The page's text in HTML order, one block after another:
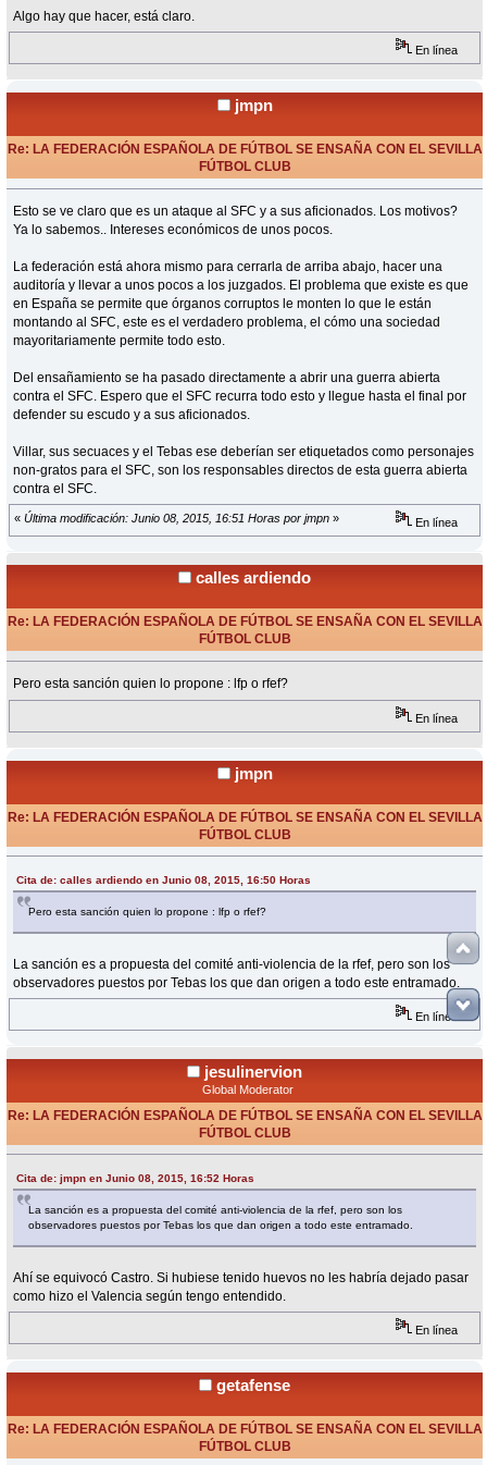
Algo hay que hacer, está claro.
En línea
jmpn
Re: LA FEDERACIÓN ESPAÑOLA DE FÚTBOL SE ENSAÑA CON EL SEVILLA
FÚTBOL CLUB
Esto se ve claro que es un ataque al SFC y a sus aficionados. Los motivos?
Ya lo sabemos.. Intereses económicos de unos pocos.
La federación está ahora mismo para cerrarla de arriba abajo, hacer una
auditoría y llevar a unos pocos a los juzgados. El problema que existe es que
en España se permite que órganos corruptos le monten lo que le están
montando al SFC, este es el verdadero problema, el cómo una sociedad
mayoritariamente permite todo esto.
Del ensañamiento se ha pasado directamente a abrir una guerra abierta
contra el SFC. Espero que el SFC recurra todo esto y llegue hasta el final por
defender su escudo y a sus aficionados.
Villar, sus secuaces y el Tebas ese deberían ser etiquetados como personajes
non-gratos para el SFC, son los responsables directos de esta guerra abierta
contra el SFC.
« Última modificación: Junio 08, 2015, 16:51 Horas por jmpn » En línea
calles ardiendo
Re: LA FEDERACIÓN ESPAÑOLA DE FÚTBOL SE ENSAÑA CON EL SEVILLA
FÚTBOL CLUB
Pero esta sanción quien lo propone : lfp o rfef?
En línea
jmpn
Re: LA FEDERACIÓN ESPAÑOLA DE FÚTBOL SE ENSAÑA CON EL SEVILLA
FÚTBOL CLUB
Cita de: calles ardiendo en Junio 08, 2015, 16:50 Horas
Pero esta sanción quien lo propone : lfp o rfef?
La sanción es a propuesta del comité anti-violencia de la rfef, pero son los
observadores puestos por Tebas los que dan origen a todo este entramado.
En línea
jesulinervion
Global Moderator
Re: LA FEDERACIÓN ESPAÑOLA DE FÚTBOL SE ENSAÑA CON EL SEVILLA
FÚTBOL CLUB
Cita de: jmpn en Junio 08, 2015, 16:52 Horas
La sanción es a propuesta del comité anti-violencia de la rfef, pero son los
observadores puestos por Tebas los que dan origen a todo este entramado.
Ahí se equivocó Castro. Si hubiese tenido huevos no les habría dejado pasar
como hizo el Valencia según tengo entendido.
En línea
getafense
Re: LA FEDERACIÓN ESPAÑOLA DE FÚTBOL SE ENSAÑA CON EL SEVILLA
FÚTBOL CLUB